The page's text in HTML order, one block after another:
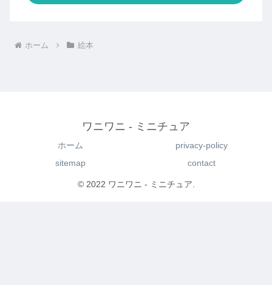
ホーム 絵本
ワニワニ - ミニチュア
ホーム
privacy-policy
sitemap
contact
© 2022 ワニワニ - ミニチュア.